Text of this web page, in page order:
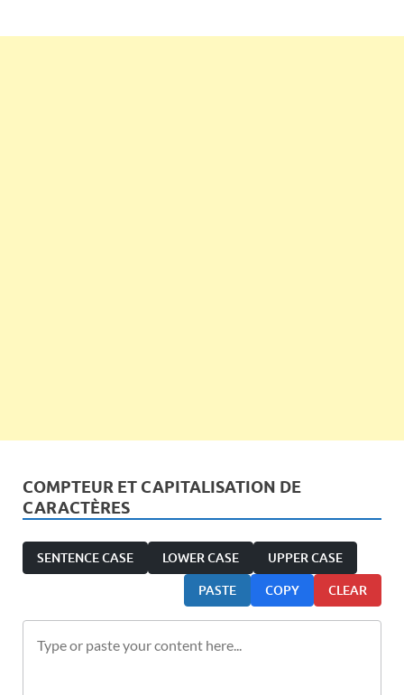
COMPTEUR ET CAPITALISATION DE
CARACTÈRES
SENTENCE CASE LOWER CASE UPPER CASE
PASTE COPY CLEAR